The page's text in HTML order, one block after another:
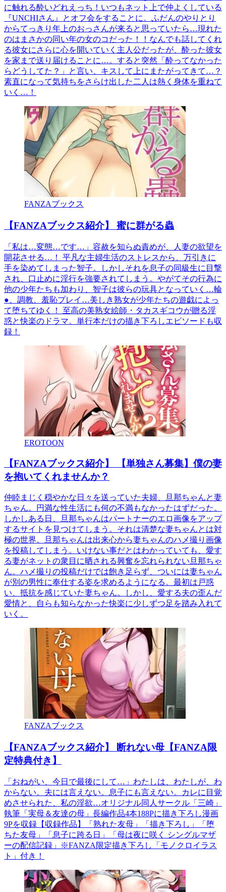
に触れる酔いどれえっち！いつもネット上で仲よくしている
『UNCHIさん』とオフ会をすることに。ふだんのやりとり
からてっきり年上のおっさんが来ると思っていたら…現れた
のはまさかの同い年の女のコだった！！なんでも話してくれ
る彼女にさらに心を開いていく主人公だったが、酔った彼女
を家まで送り届けることに…。すると突然「酔ってなかった
らどうしてた？」と言い、キスして上にまたがってきて…？
素直になって気持ちをさらけ出した二人は熱く身体を重ねて
いく…！
FANZAブックス
【FANZAブックス紹介】 蜜に群がる蟲
「私は…変態…です…」容赦を知らぬ責めが、人妻の欲望を
開花させる…！ 平凡な主婦生活のストレスから、万引きに
手を染めてしまった智子。しかしそれを息子の同級生に目撃
され、口止めに淫行を強要されてしまう。やがてその行為に
他の少年たちも加わり、智子は彼らの玩具となっていく…輪
●、調教、羞恥プレイ…美しき熟女が少年たちの遊戯によっ
て堕ちてゆく！ 至高の美熟女絵師・タカスギコウが贈る淫
惑と快楽のドラマ。単行本だけの描き下ろしエピソードも収
録！
EROTOON
【FANZAブックス紹介】 【単独さん募集】僕の妻
を抱いてくれませんか？
仲睦まじく穏やかな日々を送っていた夫婦、旦那ちゃんと妻
ちゃん。円満な性生活にも何の不満もなかったはずだった。
しかしある日、旦那ちゃんはパートナーのエロ画像をアップ
するサイトを見つけてしまう。それは清楚な妻ちゃんとは対
極の世界。旦那ちゃんは出来心から妻ちゃんのハメ撮り画像
を投稿してしまう。いけない事だとはわかっていても、愛す
る妻がネットの衆目に晒される興奮を忘れられない旦那ちゃ
ん。ハメ撮りの投稿だけでは飽き足らず、ついには妻ちゃん
が別の男性に奉仕する姿を求めるようになる。最初は戸惑
い、抵抗を感じていた妻ちゃん。しかし、愛する夫の歪んだ
愛情と、自らも知らなかった快楽に少しずつ足を踏み入れて
いく。
FANZAブックス
【FANZAブックス紹介】 断れない母【FANZA限
定特典付き】
「おねがい、今日で最後にして…」わたしは、わたしが、わ
からない。夫には言えない。息子にも言えない。カレに目覚
めさせられた、私の淫欲…オリジナル同人サークル「三崎」
執筆「実母＆友達の母」長編作品4本188Pに描き下ろし漫画
9Pを収録【収録作品】「熟れた友母」「描き下ろし」「堕
ちた友母」「息子に跨る日」「母は夜に咲く シングルマザ
ーの配信記録」※FANZA限定描き下ろし「モノクロイラス
ト」付き！